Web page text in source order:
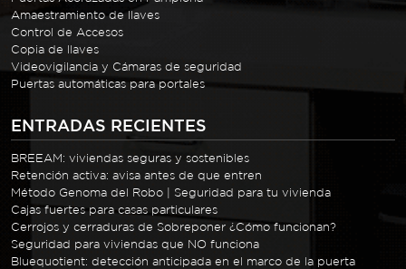
Amaestramiento de llaves
Control de Accesos
Copia de llaves
Videovigilancia y Cámaras de seguridad
Puertas automáticas para portales
ENTRADAS RECIENTES
BREEAM: viviendas seguras y sostenibles
Retención activa: avisa antes de que entren
Método Genoma del Robo | Seguridad para tu vivienda
Cajas fuertes para casas particulares
Cerrojos y cerraduras de Sobreponer ¿Cómo funcionan?
Seguridad para viviendas que NO funciona
Bluequotient: detección anticipada en el marco de la puerta